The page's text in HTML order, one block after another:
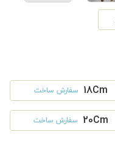
18Cm سفارش ساخت
20Cm سفارش ساخت